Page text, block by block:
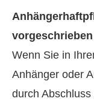
vorgeschrieben
Wenn Sie in
Anhänger oder
durch